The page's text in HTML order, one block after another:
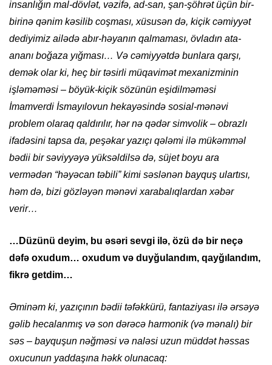
insanlığın mal-dövlət, vəzifə, ad-san, şan-şöhrət üçün bir-
birinə qənim kəsilib coşması, xüsusən də, kiçik cəmiyyət
dediyimiz ailədə abır-həyanın qalmaması, övladın ata-
ananı boğaza yığması… Və cəmiyyətdə bunlara qarşı,
demək olar ki, heç bir təsirli müqavimət mexanizminin
işləməməsi – böyük-kiçik sözünün eşidilməməsi
İmamverdi İsmayılovun hekayəsində sosial-mənəvi
problem olaraq qaldırılır, hər nə qədər simvolik – obrazlı
ifadəsini tapsa da, peşəkar yazıçı qələmi ilə mükəmməl
bədii bir səviyyəyə yüksəldilsə də, süjet boyu ara
vermədən “həyəcan təbili” kimi səslənən bayquş ulartısı,
həm də, bizi gözləyən mənəvi xarabalıqlardan xəbər
verir…
…Düzünü deyim, bu əsəri sevgi ilə, özü də bir neçə
dəfə oxudum… oxudum və duyğulandım, qayğılandım,
fikrə getdim…
Əminəm ki, yazıçının bədii təfəkkürü, fantaziyası ilə ərsəyə
gəlib hecalanmış və son dərəcə harmonik (və mənalı) bir
səs – bayquşun nəğməsi və naləsi uzun müddət həssas
oxucunun yaddaşına həkk olunacaq: